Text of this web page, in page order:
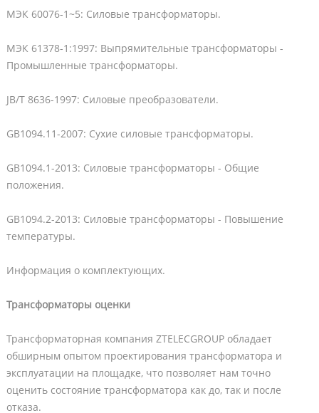
МЭК 60076-1~5: Силовые трансформаторы.
МЭК 61378-1:1997: Выпрямительные трансформаторы -
Промышленные трансформаторы.
JB/T 8636-1997: Силовые преобразователи.
GB1094.11-2007: Сухие силовые трансформаторы.
GB1094.1-2013: Силовые трансформаторы - Общие
положения.
GB1094.2-2013: Силовые трансформаторы - Повышение
температуры.
Информация о комплектующих.
Трансформаторы оценки
Трансформаторная компания ZTELECGROUP обладает
обширным опытом проектирования трансформатора и
эксплуатации на площадке, что позволяет нам точно
оценить состояние трансформатора как до, так и после
отказа.